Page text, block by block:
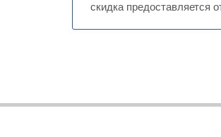
скидка предоставляется